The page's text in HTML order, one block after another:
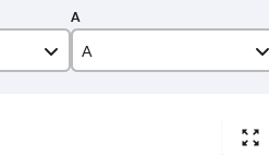
A